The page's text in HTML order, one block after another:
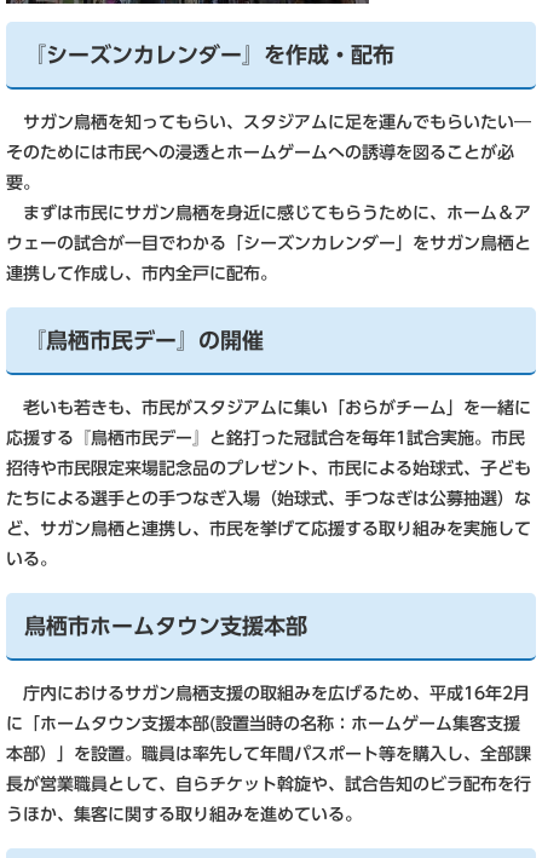
『シーズンカレンダー』を作成・配布
サガン鳥栖を知ってもらい、スタジアムに足を運んでもらいたい―
そのためには市民への浸透とホームゲームへの誘導を図ることが必
要。
まずは市民にサガン鳥栖を身近に感じてもらうために、ホーム＆ア
ウェーの試合が一目でわかる「シーズンカレンダー」をサガン鳥栖と
連携して作成し、市内全戸に配布。
『鳥栖市民デー』の開催
老いも若きも、市民がスタジアムに集い「おらがチーム」を一緒に
応援する『鳥栖市民デー』と銘打った冠試合を毎年1試合実施。市民
招待や市民限定来場記念品のプレゼント、市民による始球式、子ども
たちによる選手との手つなぎ入場（始球式、手つなぎは公募抽選）な
ど、サガン鳥栖と連携し、市民を挙げて応援する取り組みを実施して
いる。
鳥栖市ホームタウン支援本部
庁内におけるサガン鳥栖支援の取組みを広げるため、平成16年2月
に「ホームタウン支援本部(設置当時の名称：ホームゲーム集客支援
本部）」を設置。職員は率先して年間パスポート等を購入し、全部課
長が営業職員として、自らチケット斡旋や、試合告知のビラ配布を行
うほか、集客に関する取り組みを進めている。